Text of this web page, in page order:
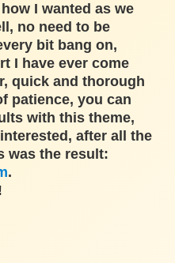
I wanted as we
no need to be
bit bang on,
I have ever come
quick and thorough
patience, you can
with this theme,
after all the
was the result:
.